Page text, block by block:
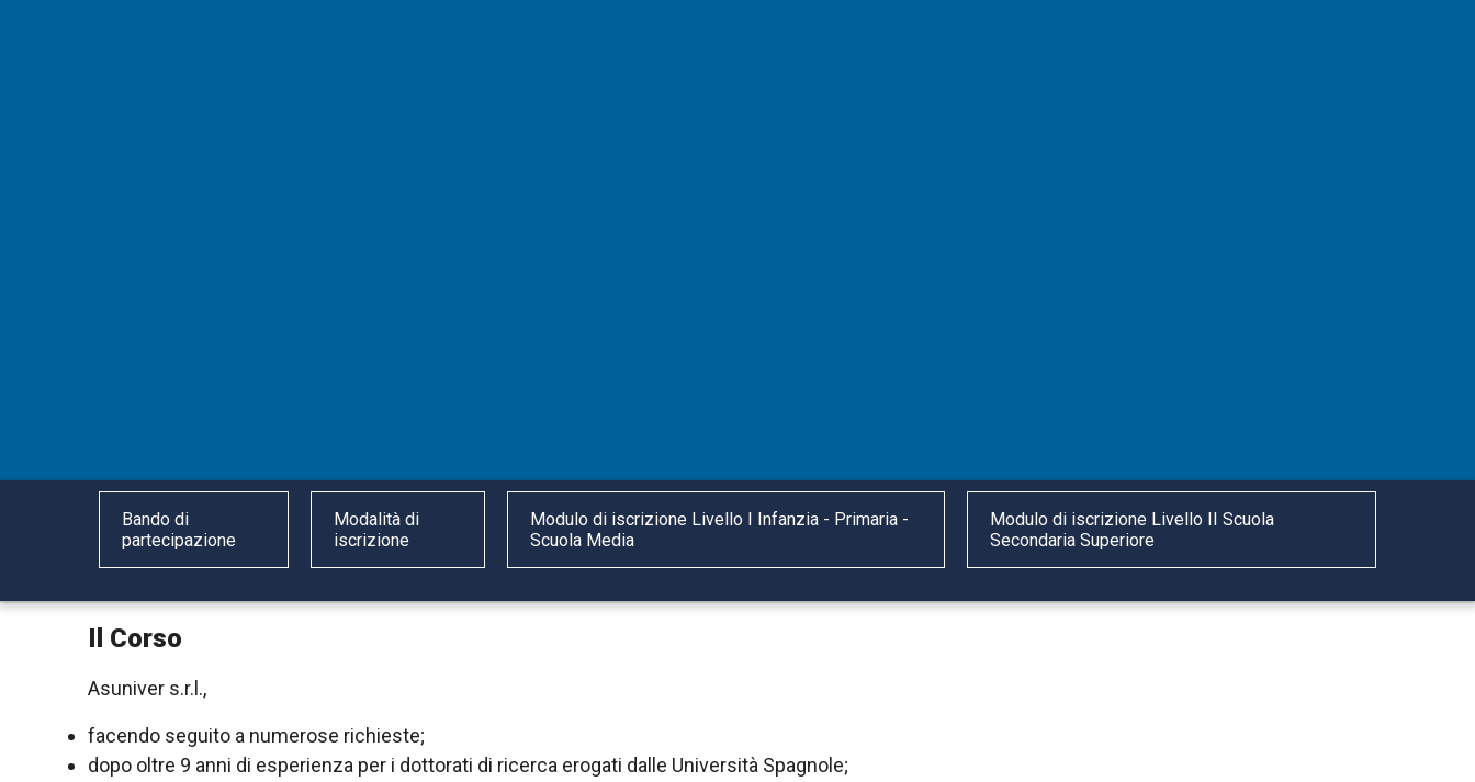
Bando di
partecipazione
Modalità di
iscrizione
Modulo di iscrizione Livello I Infanzia - Primaria -
Scuola Media
Modulo di iscrizione Livello II Scuola
Secondaria Superiore
Il Corso
Asuniver s.r.l.,
facendo seguito a numerose richieste;
dopo oltre 9 anni di esperienza per i dottorati di ricerca erogati dalle Università Spagnole;